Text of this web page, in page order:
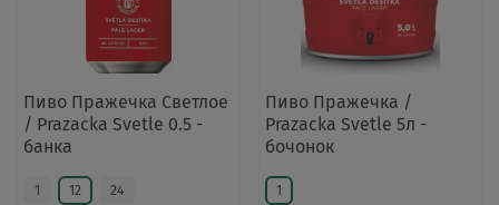
Пиво Пражечка Светлое
/ Prazacka Svetle 0.5 -
банка
1 12 24
Пиво Пражечка /
Prazacka Svetle 5л -
бочонок
1